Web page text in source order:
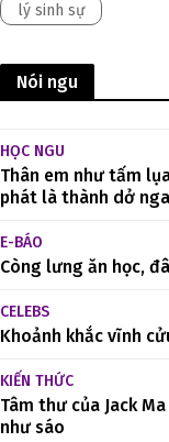
lý sinh sự
Nói ngu
HỌC NGU
Thân em như tấm
phát là thành dở
E-BÁO
Còng lưng ăn học,
CELEBS
Khoảnh khắc vĩnh
KIẾN THỨC
Tâm thư của Jack
như sáo